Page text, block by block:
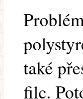
také
filc.